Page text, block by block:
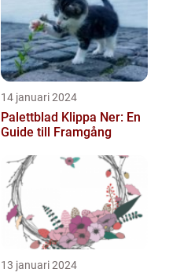
14 januari 2024
Palettblad Klippa Ner: En
Guide till Framgång
13 januari 2024